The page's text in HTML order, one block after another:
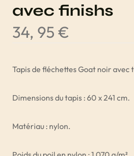
avec finishs
34, 95 €
Tapis de fléchettes Goat noir avec
Dimensions du tapis : 60 x 241 cm.
Matériau : nylon.